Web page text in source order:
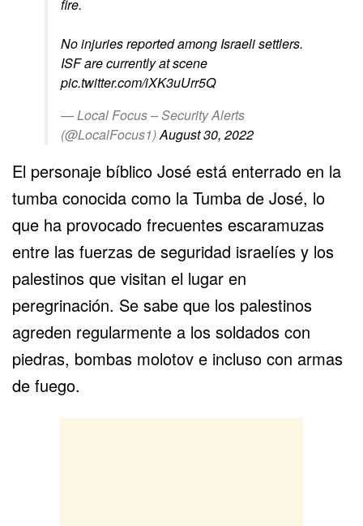
fire.
No injuries reported among Israeli settlers.
ISF are currently at scene
pic.twitter.com/iXK3uUrr5Q
— Local Focus – Security Alerts
(@LocalFocus1)August 30, 2022
El personaje bíblico José está enterrado en la
tumba conocida como la Tumba de José, lo
que ha provocado frecuentes escaramuzas
entre las fuerzas de seguridad israelíes y los
palestinos que visitan el lugar en
peregrinación. Se sabe que los palestinos
agreden regularmente a los soldados con
piedras, bombas molotov e incluso con armas
de fuego.